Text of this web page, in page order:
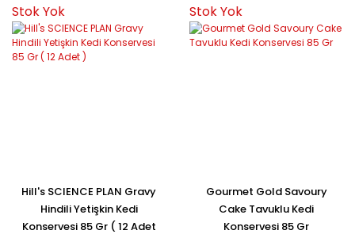
Stok Yok
Hill's SCIENCE PLAN Gravy
Hindili Yetişkin Kedi
Konservesi 85 Gr ( 12 Adet
Stok Yok
Gourmet Gold Savoury
Cake Tavuklu Kedi
Konservesi 85 Gr